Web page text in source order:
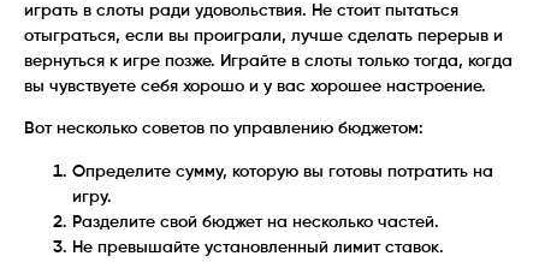
играть в слоты ради удовольствия. Не стоит пытаться
отыграться, если вы проиграли, лучше сделать перерыв и
вернуться к игре позже. Играйте в слоты только тогда, когда
вы чувствуете себя хорошо и у вас хорошее настроение.
Вот несколько советов по управлению бюджетом:
Определите сумму, которую вы готовы потратить на
игру.
Разделите свой бюджет на несколько частей.
Не превышайте установленный лимит ставок.